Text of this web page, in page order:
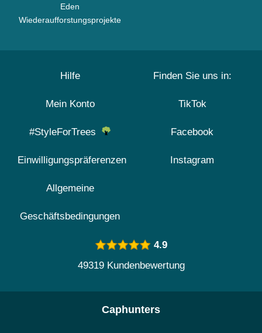
Eden
Wiederaufforstungsprojekte
Hilfe
Mein Konto
#StyleForTrees
Einwilligungspräferenzen
Allgemeine
Geschäftsbedingungen
Finden Sie uns in:
TikTok
Facebook
Instagram
4.9
49319 Kundenbewertung
Caphunters